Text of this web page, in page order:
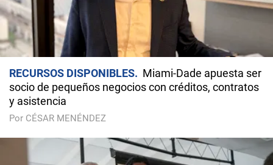
RECURSOS DISPONIBLES
Miami-Dade apuesta ser
socio de pequeños negocios con créditos, contratos
y asistencia
Por CÉSAR MENÉNDEZ